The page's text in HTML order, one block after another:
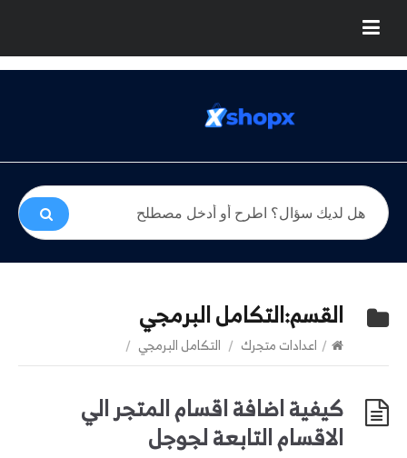
القسم:التكامل البرمجي
/ اعدادات متجرك / التكامل البرمجي /
كيفية اضافة اقسام المتجر الي
الاقسام التابعة لجوجل